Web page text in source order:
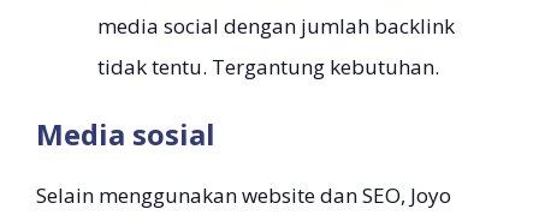
media social dengan jumlah backlink
tidak tentu. Tergantung kebutuhan.
Media sosial
Selain menggunakan website dan SEO, Joyo